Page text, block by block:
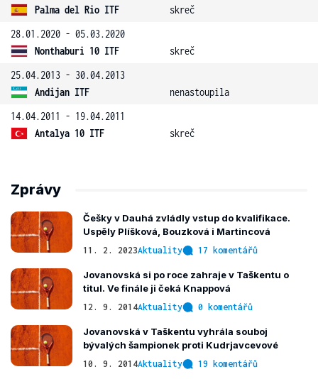
Palma del Rio ITF
skreč
28.01.2020 - 05.03.2020
Nonthaburi 10 ITF
skreč
25.04.2013 - 30.04.2013
Andijan ITF
nenastoupila
14.04.2011 - 19.04.2011
Antalya 10 ITF
skreč
Zprávy
Češky v Dauhá zvládly vstup do kvalifikace.
Uspěly Plíšková, Bouzková i Martincová
11. 2. 2023Aktuality 17 komentářů
Jovanovská si po roce zahraje v Taškentu o
titul. Ve finále ji čeká Knappová
12. 9. 2014Aktuality 0 komentářů
Jovanovská v Taškentu vyhrála souboj
bývalých šampionek proti Kudrjavcevové
10. 9. 2014Aktuality 19 komentářů